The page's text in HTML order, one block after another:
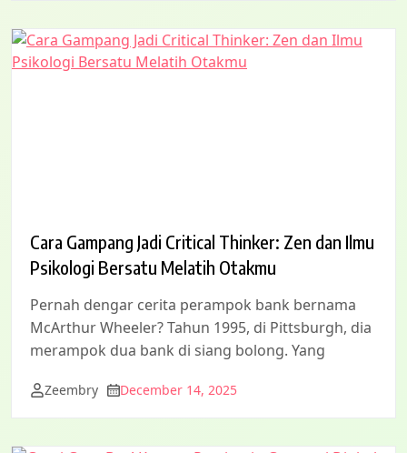
Cara Gampang Jadi Critical Thinker: Zen dan Ilmu
Psikologi Bersatu Melatih Otakmu
Pernah dengar cerita perampok bank bernama
McArthur Wheeler? Tahun 1995, di Pittsburgh, dia
merampok dua bank di siang bolong. Yang
Zeembry December 14, 2025